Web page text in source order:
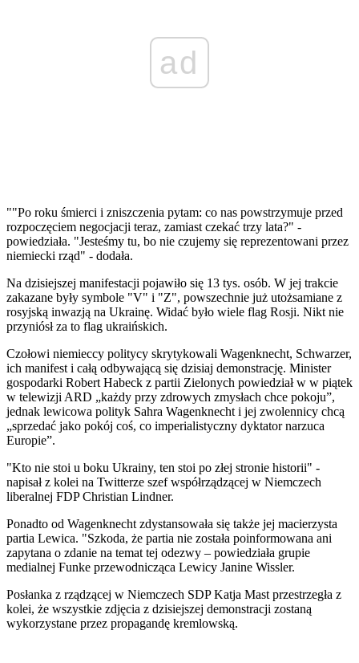
ad
""Po roku śmierci i zniszczenia pytam: co nas powstrzymuje przed
rozpoczęciem negocjacji teraz, zamiast czekać trzy lata?" -
powiedziała. "Jesteśmy tu, bo nie czujemy się reprezentowani przez
niemiecki rząd" - dodała.
Na dzisiejszej manifestacji pojawiło się 13 tys. osób. W jej trakcie
zakazane były symbole "V" i "Z", powszechnie już utożsamiane z
rosyjską inwazją na Ukrainę. Widać było wiele flag Rosji. Nikt nie
przyniósł za to flag ukraińskich.
Czołowi niemieccy politycy skrytykowali Wagenknecht, Schwarzer,
ich manifest i całą odbywającą się dzisiaj demonstrację. Minister
gospodarki Robert Habeck z partii Zielonych powiedział w w piątek
w telewizji ARD „każdy przy zdrowych zmysłach chce pokoju”,
jednak lewicowa polityk Sahra Wagenknecht i jej zwolennicy chcą
„sprzedać jako pokój coś, co imperialistyczny dyktator narzuca
Europie”.
"Kto nie stoi u boku Ukrainy, ten stoi po złej stronie historii" -
napisał z kolei na Twitterze szef współrządzącej w Niemczech
liberalnej FDP Christian Lindner.
Ponadto od Wagenknecht zdystansowała się także jej macierzysta
partia Lewica. "Szkoda, że partia nie została poinformowana ani
zapytana o zdanie na temat tej odezwy – powiedziała grupie
medialnej Funke przewodnicząca Lewicy Janine Wissler.
Posłanka z rządzącej w Niemczech SDP Katja Mast przestrzegła z
kolei, że wszystkie zdjęcia z dzisiejszej demonstracji zostaną
wykorzystane przez propagandę kremlowską.